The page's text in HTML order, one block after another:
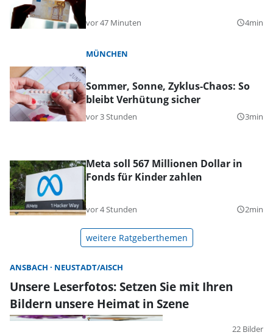
vor 47 Minuten query_builder4min
MÜNCHEN
Sommer, Sonne, Zyklus-Chaos: So
bleibt Verhütung sicher
vor 3 Stunden query_builder3min
Meta soll 567 Millionen Dollar in
Fonds für Kinder zahlen
vor 4 Stunden query_builder2min
weitere Ratgeberthemen
ANSBACH NEUSTADT/AISCH
Unsere Leserfotos: Setzen Sie mit Ihren
Bildern unsere Heimat in Szene
22 Bilder